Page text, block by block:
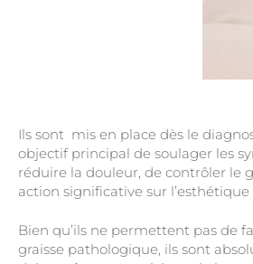
Ils sont mis en place dès le
objectif principal de soulager les
réduire la douleur, de contrôler le
action significative sur
Bien qu’ils ne permettent pas de
graisse pathologique, ils sont